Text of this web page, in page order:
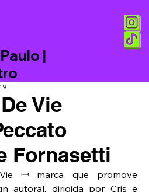
|
Vie
Fornasetti
ꟷ marca que promove
autoral, dirigida por Cris e